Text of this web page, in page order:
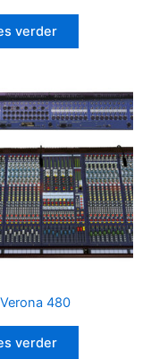
verder
480
verder